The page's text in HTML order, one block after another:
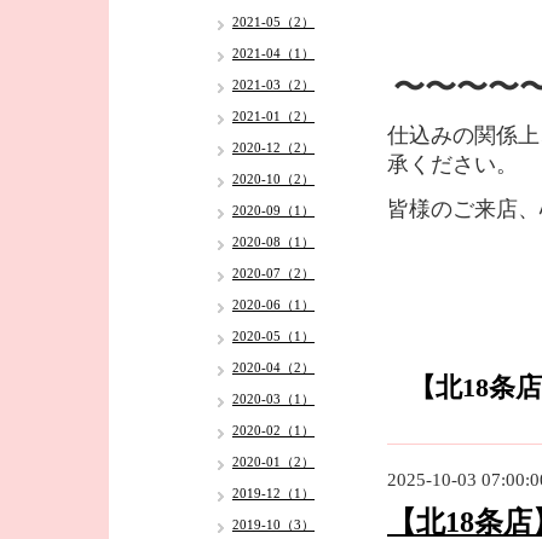
〜〜〜〜
仕込みの関係
承ください。
皆様のご来店
【北18
2025-10-03
【北18条
2021-05（2）
2021-04（1）
2021-03（2）
2021-01（2）
2020-12（2）
2020-10（2）
2020-09（1）
2020-08（1）
2020-07（2）
2020-06（1）
2020-05（1）
2020-04（2）
2020-03（1）
2020-02（1）
2020-01（2）
2019-12（1）
2019-10（3）